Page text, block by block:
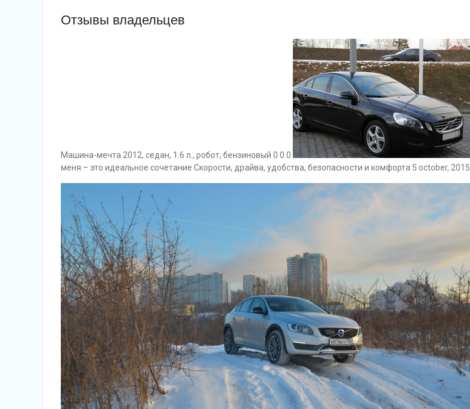
Отзывы владельцев
Машина-мечта 2012, седан, 1.6 л., робот, бензиновый 0 0 0
меня – это идеальное сочетание Скорости, драйва, удобства, безопасности и комфорта 5 october, 2015